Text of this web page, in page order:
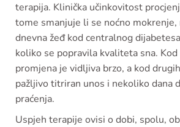
terapija. Klinička učinkovitost
tome smanjuje li se noćno
dnevna žeđ kod centralnog
koliko se popravila kvaliteta sna.
promjena je vidljiva brzo, a kod
pažljivo titriran unos i nekoliko dana
praćenja.
Uspjeh terapije ovisi o dobi, spolu,